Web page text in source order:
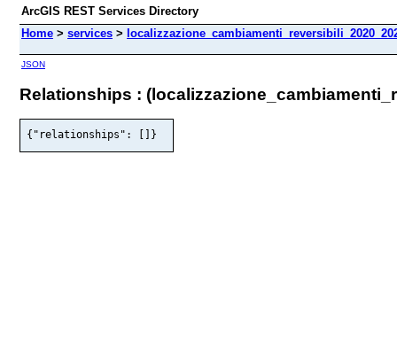
ArcGIS REST Services Directory
Home > services >
JSON
Relationships :
{"relationships": []}